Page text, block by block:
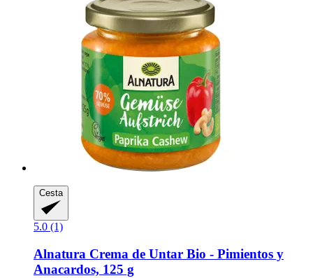
Cesta
5.0 (1)
Alnatura Crema de Untar Bio -​ Pimientos y
Anacardos, 125 g